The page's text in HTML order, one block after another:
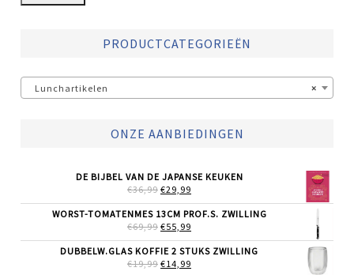
PRODUCTCATEGORIEËN
×
Lunchartikelen
ONZE AANBIEDINGEN
DE BIJBEL VAN DE JAPANSE KEUKEN
€36,99 OORSPRONKELIJKE
WAS:
€36,99.
€29,99
IS:
WORST-TOMATENMES 13CM PROF.S. ZWILLING
€69,99 OORSPRONKELIJKE
WAS:
€69,99.
€55,99
IS:
DUBBELW.GLAS KOFFIE 2 STUKS ZWILLING
€19,99 OORSPRONKELIJKE
€14,99